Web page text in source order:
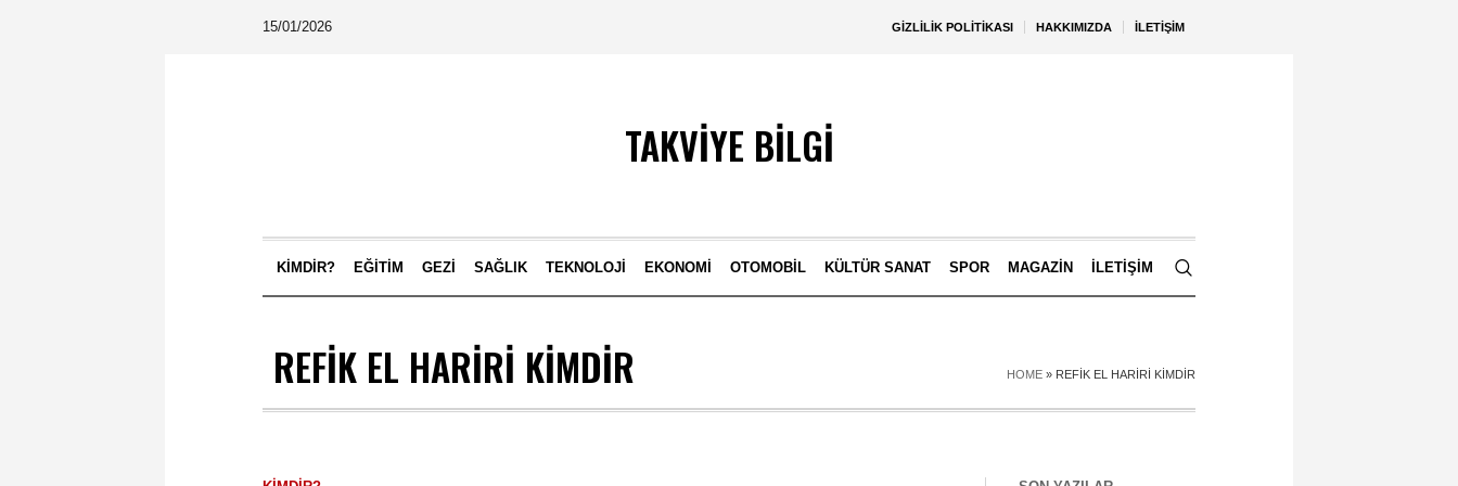
GIZLILIK POLITIKASI HAKKIMIZDA İLETIŞIM
15/01/2026
TAKVİYE BİLGİ
KIMDIR? EĞITIM GEZI SAĞLIK TEKNOLOJI EKONOMI OTOMOBIL KÜLTÜR SANAT SPOR MAGAZIN İLETIŞIM
REFIK EL HARIRI KIMDIR HOME » REFIK EL HARIRI KIMDIR